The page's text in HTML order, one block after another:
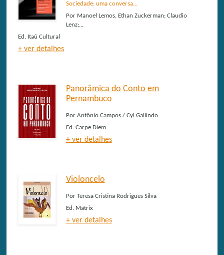
Sociedade: uma conversa...
PorManoel Lemos, Ethan Zuckerman; Claudio
Lenz;...
Ed. Itaú Cultural
+ ver detalhes
Panorâmica do Conto em
Pernambuco
PorAntônio Campos / Cyl Gallindo
Ed.Carpe Diem
+ ver detalhes
Violoncelo
PorTeresa Cristina Rodrigues Silva
Ed.Matrix
+ ver detalhes